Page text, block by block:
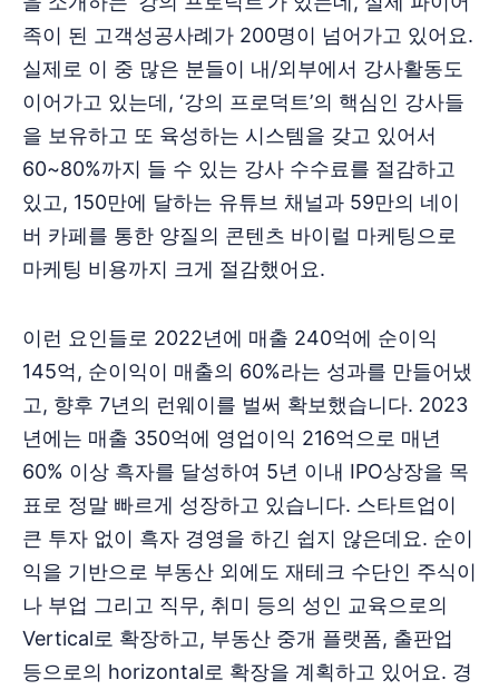
족이 된 고객성공사례가 200명이 넘어가고 있어요.
실제로 이 중 많은 분들이 내/외부에서 강사활동도
이어가고 있는데, ‘강의 프로덕트’의 핵심인 강사들
을 보유하고 또 육성하는 시스템을 갖고 있어서
60~80%까지 들 수 있는 강사 수수료를 절감하고
있고, 150만에 달하는 유튜브 채널과 59만의 네이
버 카페를 통한 양질의 콘텐츠 바이럴 마케팅으로
마케팅 비용까지 크게 절감했어요.
이런 요인들로 2022년에 매출 240억에 순이익
145억, 순이익이 매출의 60%라는 성과를 만들어냈
고, 향후 7년의 런웨이를 벌써 확보했습니다. 2023
년에는 매출 350억에 영업이익 216억으로 매년
60% 이상 흑자를 달성하여 5년 이내 IPO상장을 목
표로 정말 빠르게 성장하고 있습니다. 스타트업이
큰 투자 없이 흑자 경영을 하긴 쉽지 않은데요. 순이
익을 기반으로 부동산 외에도 재테크 수단인 주식이
나 부업 그리고 직무, 취미 등의 성인 교육으로의
Vertical로 확장하고, 부동산 중개 플랫폼, 출판업
등으로의 horizontal로 확장을 계획하고 있어요. 경